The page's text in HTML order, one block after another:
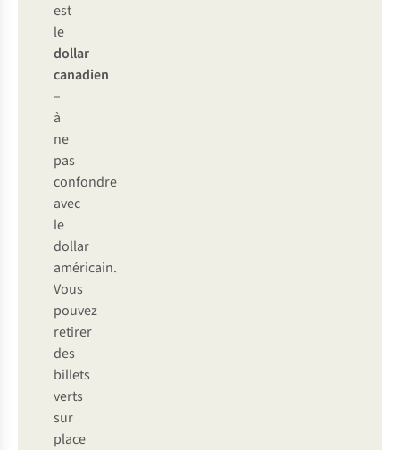
est
le
dollar
canadien
–
à
ne
pas
confondre
avec
le
dollar
américain.
Vous
pouvez
retirer
des
billets
verts
sur
place